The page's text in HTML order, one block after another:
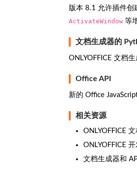
版本 8.1 允许插件创
ActivateWindow 等
文档生成器的
ONLYOFFICE 文档
Office API
新的 Office
相关资源
ONLYOFFICE
ONLYOFFICE
文档生成器和